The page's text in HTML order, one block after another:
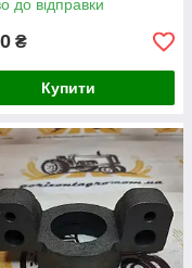
до відправки
₴
Купити